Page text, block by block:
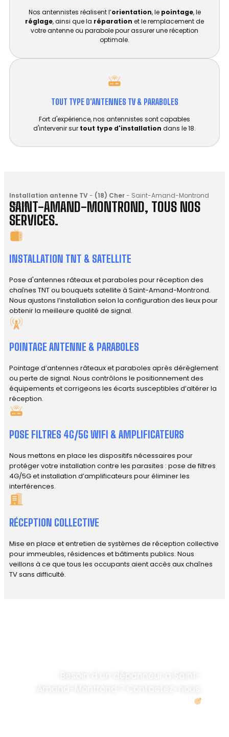
Nos antennistes réalisent l’orientation, le pointage, le
réglage, ainsi que la réparation et le remplacement de
votre antenne ou parabole pour assurer une réception
optimale.
TOUT TYPE D'ANTENNES TV & PARABOLES
Fort d'expérience, nos antennistes sont capables
d'intervenir sur tout type d'installation dans le 18.
Installation antenne TV- (18) Cher- Saint-Amand-Montrond
(18200)
SAINT-AMAND-MONTROND, TOUS NOS
SERVICES.
INSTALLATION TNT & SATELLITE
Pose d'antennes râteaux et paraboles pour réception des
chaînes TNT ou bouquets satellite à Saint-Amand-Montrond.
Nous ajustons l’installation selon la configuration des lieux pour
obtenir la meilleure qualité de signal.
POINTAGE ANTENNE & PARABOLES
Pointage d’antennes râteaux et paraboles après dérèglement
ou perte de signal. Nous contrôlons le positionnement des
équipements et corrigeons les écarts susceptibles d’altérer la
réception.
POSE FILTRES 4G/5G WIFI & AMPLIFICATEURS
Nous mettons en place les dispositifs nécessaires pour
protéger votre installation contre les parasites : pose de filtres
4G/5G et installation d’amplificateurs pour éliminer les
interférences.
RÉCEPTION COLLECTIVE
Mise en place et entretien de systèmes de réception collective
pour immeubles, résidences et bâtiments publics. Nous
veillons à ce que tous les occupants aient accès aux chaînes
TV sans difficulté.
Besoin d’un dépanneur à Saint-
Amand-Montrond ? Contactez-nous.